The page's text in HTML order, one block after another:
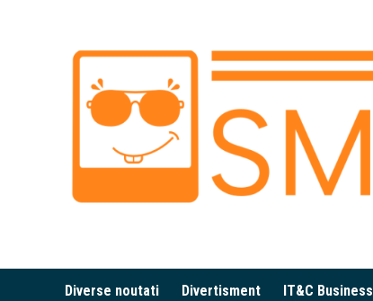
Diverse noutati Divertisment IT&C Business